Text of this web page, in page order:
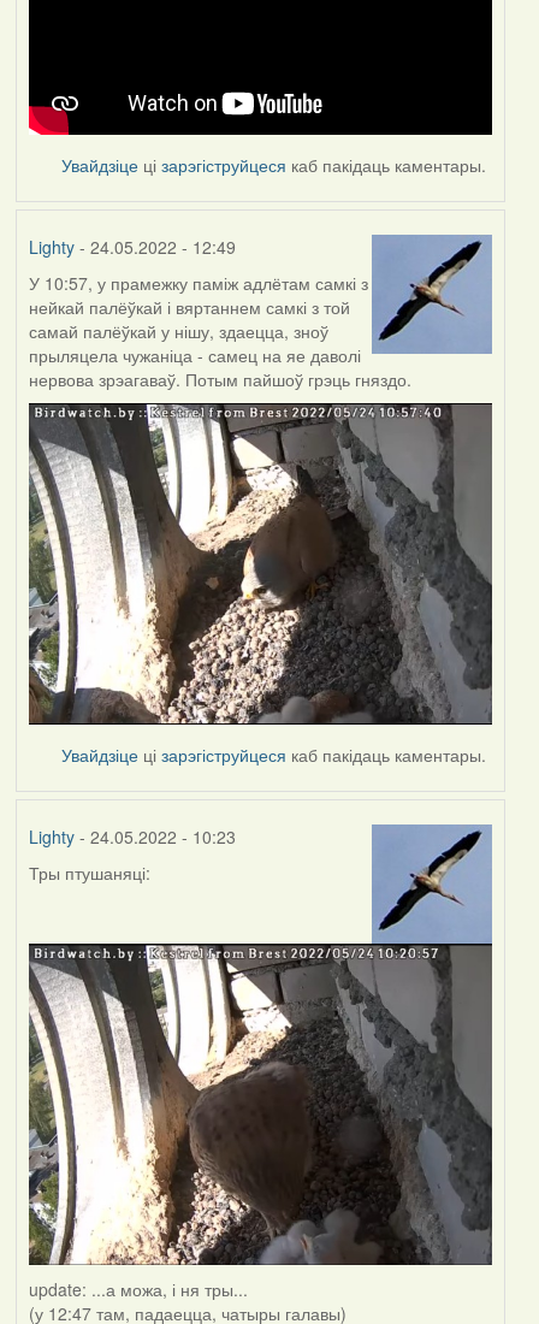
Увайдзіце цізарэгіструйцеся каб пакідаць каментары.
Lighty- 24.05.2022 - 12:49
У 10:57, у прамежку паміж адлётам самкі з
нейкай палёўкай і вяртаннем самкі з той
самай палёўкай у нішу, здаецца, зноў
прыляцела чужаніца - самец на яе даволі
нервова зрэагаваў. Потым пайшоў грэць гняздо.
Увайдзіце цізарэгіструйцеся каб пакідаць каментары.
Lighty- 24.05.2022 - 10:23
Тры птушаняці:
update: ...а можа, і ня тры...
(у 12:47 там, падаецца, чатыры галавы)